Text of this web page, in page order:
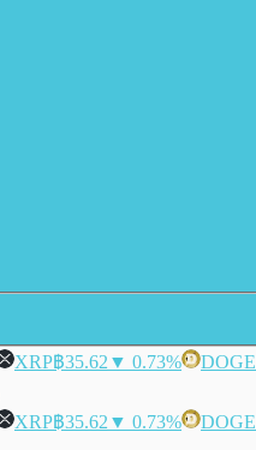
XRP฿35.62 ▼ 0.73% DOGE
XRP฿35.62 ▼ 0.73% DOGE